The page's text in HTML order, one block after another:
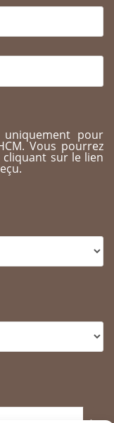
pour
Vous pourrez
sur le lien